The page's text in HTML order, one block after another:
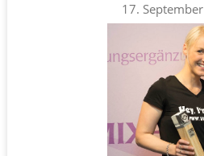
17.